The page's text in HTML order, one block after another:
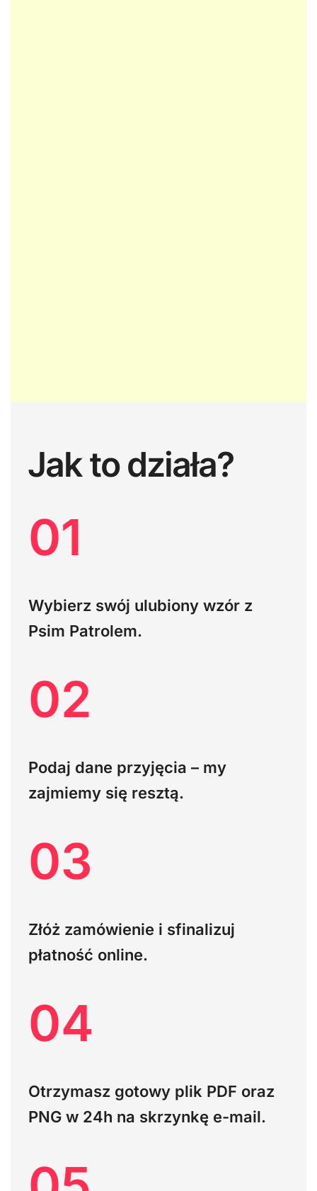
Jak to działa?
01
Wybierz swój ulubiony wzór z
Psim Patrolem.
02
Podaj dane przyjęcia – my
zajmiemy się resztą.
03
Złóż zamówienie i sfinalizuj
płatność online.
04
Otrzymasz gotowy plik PDF oraz
PNG w 24h na skrzynkę e-mail.